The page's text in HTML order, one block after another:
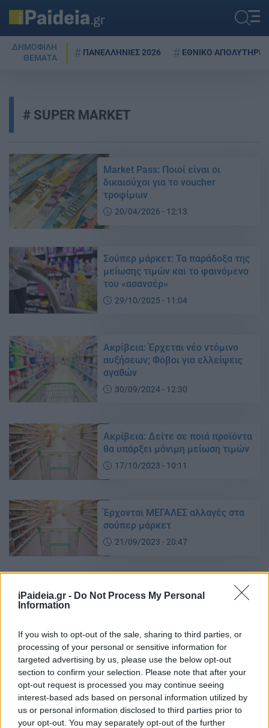
iPaideia.gr - Do Not Process My Personal
Information
If you wish to opt-out of the sale, sharing to third parties, or
processing of your personal or sensitive information for
targeted advertising by us, please use the below opt-out
section to confirm your selection. Please note that after your
opt-out request is processed you may continue seeing
interest-based ads based on personal information utilized by
us or personal information disclosed to third parties prior to
your opt-out. You may separately opt-out of the further
ΔΗΜΟΦΙΛΗ
ΘΕΜΑΤΑ
ΠΑΝΕΛΛΗΝΙΕΣ 2026 ΕΘΝΙΚΟ ΑΠΟΛΥΤΗΡΙΟ
SUPER MARKET
Market Pass: Ποιοί είναι οι
δικαιούχοι για το voucher
τροφίμων
20/04/2026 - 12:13
Σούπερ μάρκετ: Τα παράδοξα της
μείωσης τιμών και το φαινόμενο
του «ασανσέρ»
29/10/2025 - 11:04
Ακρίβεια: Έρχεται νέο ντόμινο
αυξήσεων; Φόβοι για ελλείψεις
αγαθών
30/09/2024 - 12:30
Ακρίβεια: Δείτε σε ποιά προϊόντα
θα υπάρξει μόνιμη μείωση τιμών
17/10/2023 - 10:11
Έρχονται ΜΕΓΑΛΕΣ αλλαγές στα
σούπερ μάρκετ
21/09/2023 - 20:47
Αλλαγές στο «καλάθι του
νοικοκυριού» – Στο ΦΕΚ η λίστα
29/08/2023 - 18:08
Έρχονται ανατιμήσεις στα σούπερ
μάρκετ – Από πότε: Τι θα γίνει με
το Market Pass
27/08/2023 - 08:51